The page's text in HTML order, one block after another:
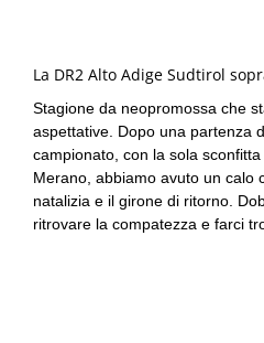
La DR2 Alto Adige Sudtirol
Stagione da neopromossa che
aspettative. Dopo una partenza
campionato, con la sola
Merano, abbiamo avuto un calo
natalizia e il girone di ritorno.
ritrovare la compatezza e farci